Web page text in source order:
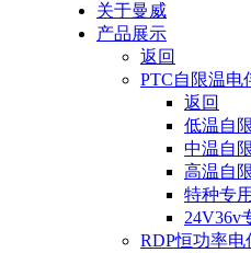
关于曼威
产品展示
返回
PTC自限温电
返回
低温自
中温自
高温自
特种专
24V36v
RDP恒功率电